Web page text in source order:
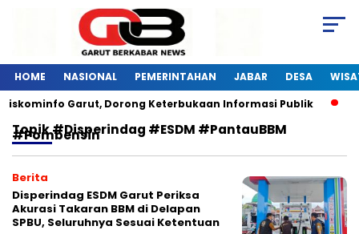
HOME NASIONAL PEMERINTAHAN JABAR DESA
Garut, Dorong Keterbukaan Informasi Publik
Topik#Disperindag #ESDM #PantauBBM
#pombensin
Berita
Disperindag ESDM Garut Periksa
Akurasi Takaran BBM di Delapan
SPBU, Seluruhnya Sesuai Ketentuan